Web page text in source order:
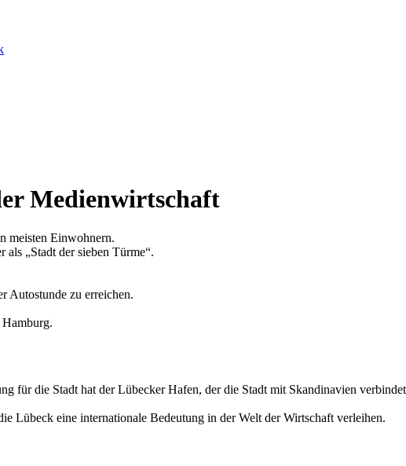
Medienwirtschaft
meisten Einwohnern.
„Stadt der sieben Türme“.
Autostunde zu erreichen.
für die Stadt hat der Lübecker Hafen, der die Stadt mit Skandinavien
Lübeck eine internationale Bedeutung in der Welt der Wirtschaft verleihen.